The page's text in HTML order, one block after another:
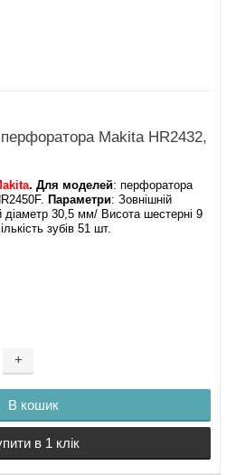
Makita HR2432,
.Для моделей: перфоратора
Параметри: Зовнішній
діаметр 30,5 мм/ Висота шестерні 9
зубів 51 шт.
+
В кошик
в 1 клік